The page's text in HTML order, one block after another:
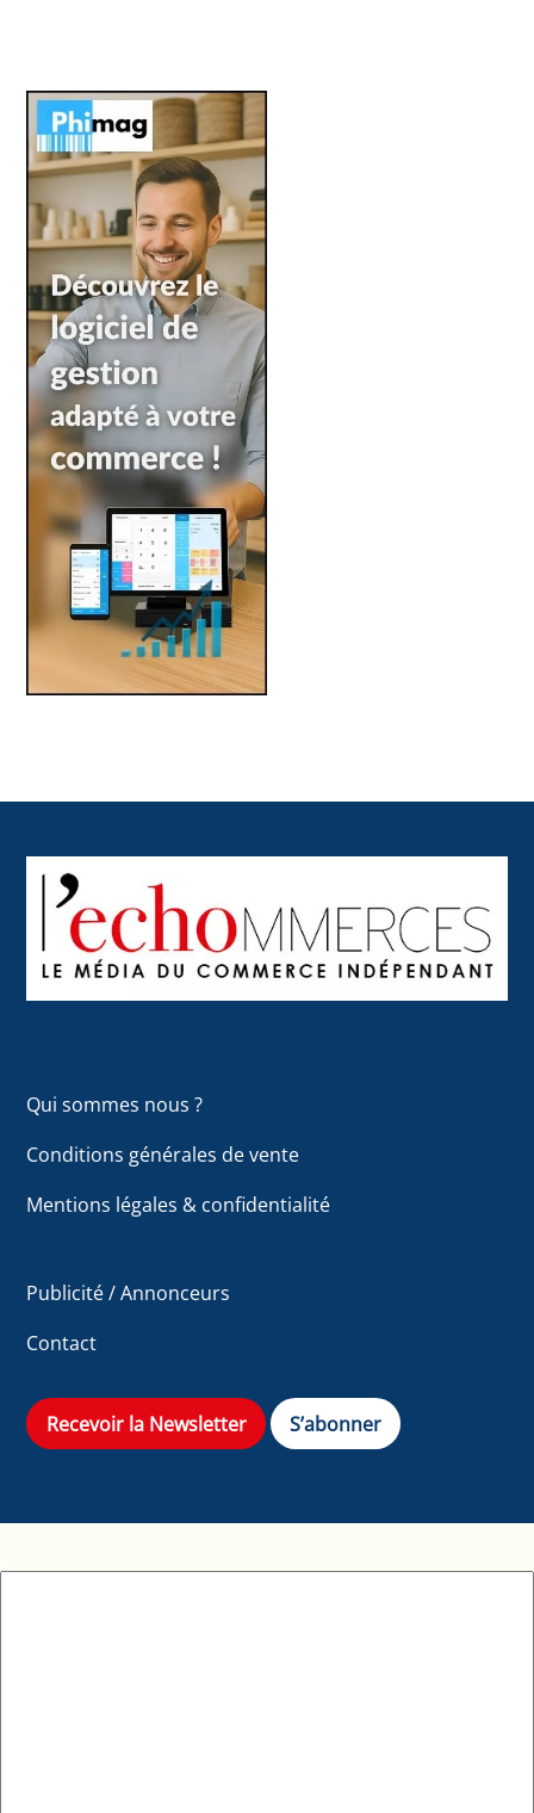
To
Top
Qui sommes nous ?
Conditions générales de vente
Mentions légales & confidentialité
Publicité / Annonceurs
Contact
Recevoir la Newsletter S’abonner